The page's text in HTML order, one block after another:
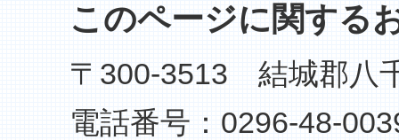
このページに関する
〒300-3513 結城郡八
電話番号：0296-48-